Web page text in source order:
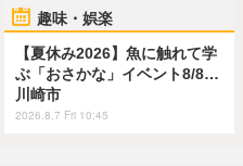
趣味・娯楽
【夏休み2026】魚に触れて学
ぶ「おさかな」イベント8/8…
川崎市
2026.8.7 Fri 10:45